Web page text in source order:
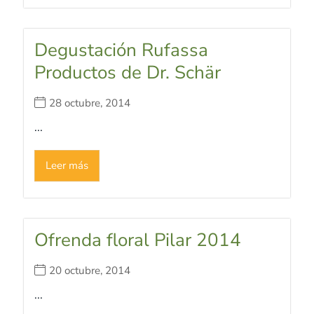
Degustación Rufassa
Productos de Dr. Schär
28 octubre, 2014
...
Leer más
Ofrenda floral Pilar 2014
20 octubre, 2014
...